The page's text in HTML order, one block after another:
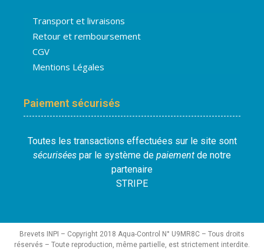
Transport et livraisons
Retour et remboursement
CGV
Mentions Légales
Paiement sécurisés
Toutes les transactions effectuées sur le site sont
sécurisées par le système de paiement de notre
partenaire
STRIPE
Brevets INPI – Copyright 2018 Aqua-Control N° U9MR8C – Tous droits
réservés – Toute reproduction, même partielle, est strictement interdite.